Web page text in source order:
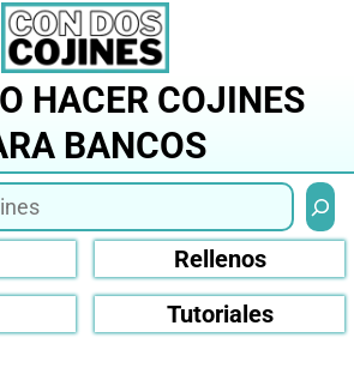
HACER COJINES
BANCOS
Rellenos
Tutoriales